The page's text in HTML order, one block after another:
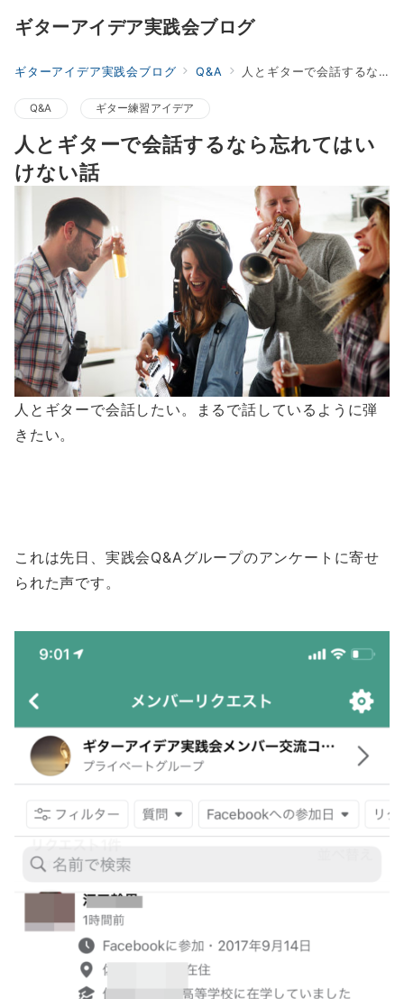
ギターアイデア実践会ブログ
ギターアイデア実践会ブログ Q&A 人とギターで会話するなら忘れてはいけない話
Q&A ギター練習アイデア
人とギターで会話するなら忘れてはい
けない話
人とギターで会話したい。まるで話しているように弾
きたい。
これは先日、実践会Q&Aグループのアンケートに寄せ
られた声です。